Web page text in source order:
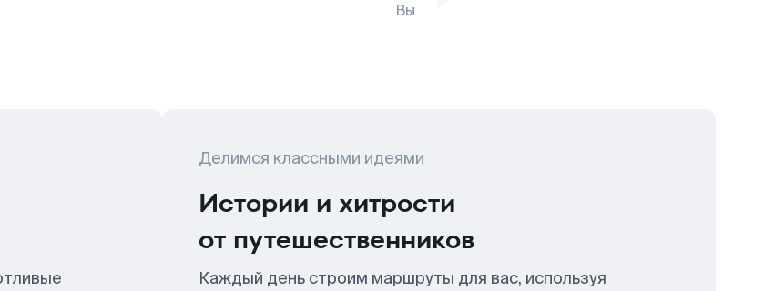
Вы
Делимся классными идеями
Истории и хитрости
от путешественников
Каждый день строим маршруты для вас, используя